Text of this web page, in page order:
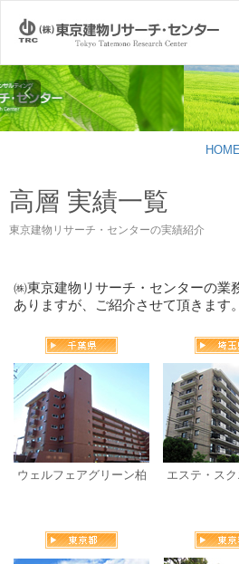
HOME
高層 実績一覧
東京建物リサーチ・センターの実績紹介
㈱東京建物リサーチ・センターの業
ありますが、ご紹介させて頂きます。
ウェルフェアグリーン柏 エステ・ス